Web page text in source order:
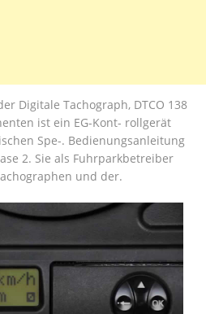
Digitale Tachograph, DTCO 138
ist ein EG-Kont- rollgerät
Spe-. Bedienungsanleitung
2. Sie als Fuhrparkbetreiber
und der.